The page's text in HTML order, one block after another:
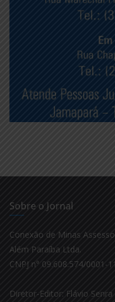
Sobre o Jornal
Conexão de Minas
Além Paraíba Ltda.
CNPJ n° 09.608.574/0001-11
Diretor-Editor: Flávio